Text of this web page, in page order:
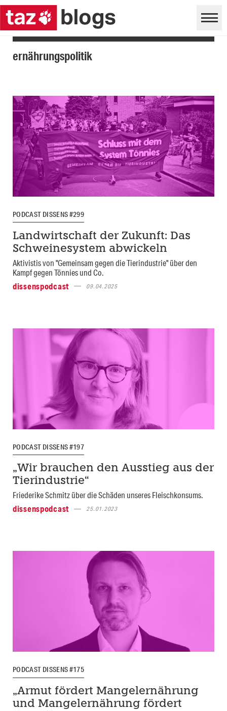
ernährungspolitik
PODCAST DISSENS #299
Landwirtschaft der Zukunft: Das
Schweinesystem abwickeln
Aktivistis von "Gemeinsam gegen die Tierindustrie" über den
Kampf gegen Tönnies und Co.
dissenspodcast
09.04.2025
PODCAST DISSENS #197
„Wir brauchen den Ausstieg aus der
Tierindustrie“
Friederike Schmitz über die Schäden unseres Fleischkonsums.
dissenspodcast
25.01.2023
PODCAST DISSENS #175
„Armut fördert Mangelernährung
und Mangelernährung fördert